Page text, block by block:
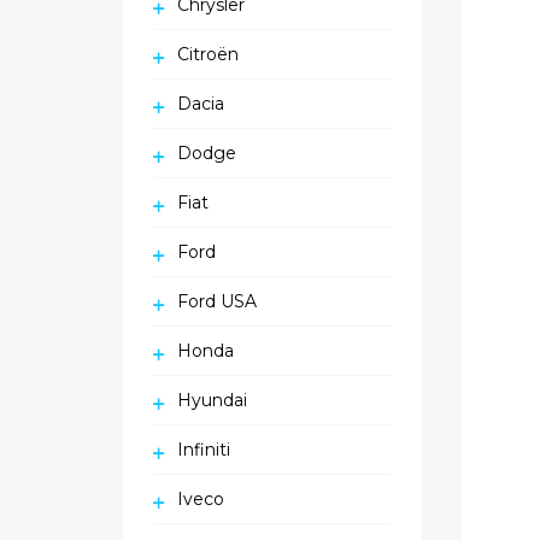
Chrysler
Citroën
Dacia
Dodge
Fiat
Ford
Ford USA
Honda
Hyundai
Infiniti
Iveco